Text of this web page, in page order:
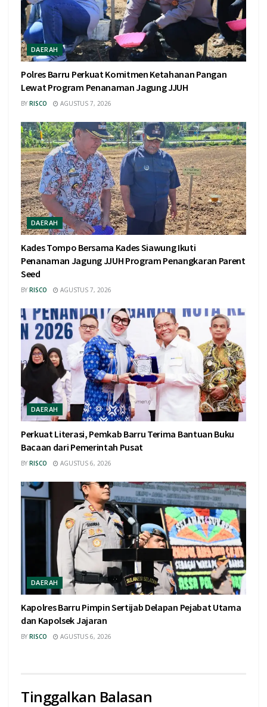
DAERAH
Polres Barru Perkuat Komitmen Ketahanan Pangan
Lewat Program Penanaman Jagung JJUH
BY RISCO AGUSTUS 7, 2026
DAERAH
Kades Tompo Bersama Kades Siawung Ikuti
Penanaman Jagung JJUH Program Penangkaran Parent
Seed
BY RISCO AGUSTUS 7, 2026
DAERAH
Perkuat Literasi, Pemkab Barru Terima Bantuan Buku
Bacaan dari Pemerintah Pusat
BY RISCO AGUSTUS 6, 2026
DAERAH
Kapolres Barru Pimpin Sertijab Delapan Pejabat Utama
dan Kapolsek Jajaran
BY RISCO AGUSTUS 6, 2026
Tinggalkan Balasan